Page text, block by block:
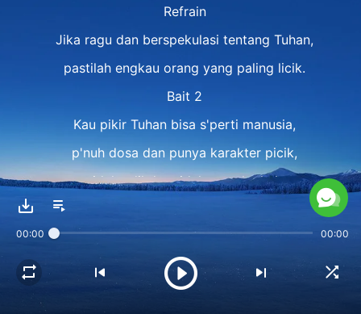
Refrain
Jika ragu dan berspekulasi tentang Tuhan,
pastilah engkau orang yang paling licik.
Bait 2
Kau pikir Tuhan bisa s'perti manusia,
p'nuh dosa dan punya karakter picik,
tidak adil dan tidak masuk akal,
Bukankah yang percaya ini,
tak mengenal Tuhan?
Itu sama saja dengan dosa!
00:00 00:00